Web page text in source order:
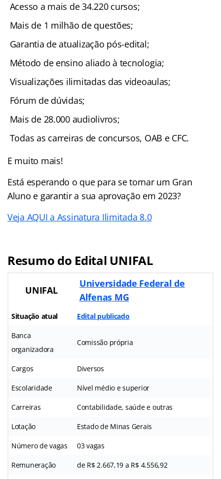
Acesso a mais de 34.220 cursos;
Mais de 1 milhão de questões;
Garantia de atualização pós-edital;
Método de ensino aliado à tecnologia;
Visualizações ilimitadas das videoaulas;
Fórum de dúvidas;
Mais de 28.000 audiolivros;
Todas as carreiras de concursos, OAB e CFC.
E muito mais!
Está esperando o que para se tornar um Gran
Aluno e garantir a sua aprovação em 2023?
Veja AQUI a Assinatura Ilimitada 8.0
Resumo do Edital UNIFAL
UNIFAL
Universidade Federal de
Alfenas MG
Situação atual Edital publicado
Banca
organizadora
Comissão própria
Cargos Diversos
Escolaridade Nível médio e superior
Carreiras Contabilidade, saúde e outras
Lotação Estado de Minas Gerais
Número de vagas 03 vagas
Remuneração de R$ 2.667,19 a R$ 4.556,92